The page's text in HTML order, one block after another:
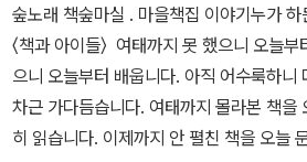
어들며 새싹이 틉니다. 이 땅도 곧 겨울을
려고 합니다. 새벽부터 실컷 달리고 뛰고
〈책과아이들〉에 닿습니다. 짐을 풀고 발을
을 폅니다. 욱씬욱씬 발바닥을 가만히 감
달랩니다. 조금 기운을 차린 뒤에 2026년
숲노래 책숲마실 . 마을책집 이야기누가
〈책과 아이들〉 여태까지 못 했으니 오늘
으니 오늘부터 배웁니다. 아직 어수룩하니
차근 가다듬습니다. 여태까지 몰라본 책을
히 읽습니다. 이제까지 안 펼친 책을 오늘